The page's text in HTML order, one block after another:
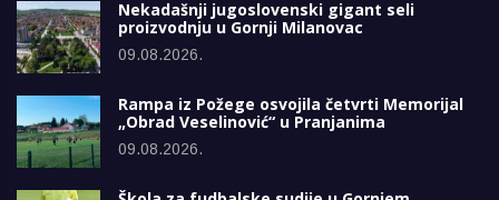
Nekadašnji jugoslovenski gigant seli
proizvodnju u Gornji Milanovac
09.08.2026.
Rampa iz Požege osvojila četvrti Memorijal
„Obrad Veselinović“ u Pranjanima
09.08.2026.